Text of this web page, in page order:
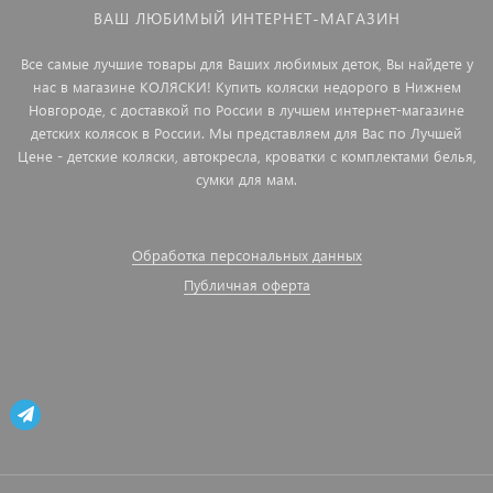
ВАШ ЛЮБИМЫЙ ИНТЕРНЕТ-МАГАЗИН
Все самые лучшие товары для Ваших любимых деток, Вы найдете у
нас в магазине КОЛЯСКИ! Купить коляски недорого в Нижнем
Новгороде, с доставкой по России в лучшем интернет-магазине
детских колясок в России. Мы представляем для Вас по Лучшей
Цене - детские коляски, автокресла, кроватки с комплектами белья,
сумки для мам.
Обработка персональных данных
Публичная оферта